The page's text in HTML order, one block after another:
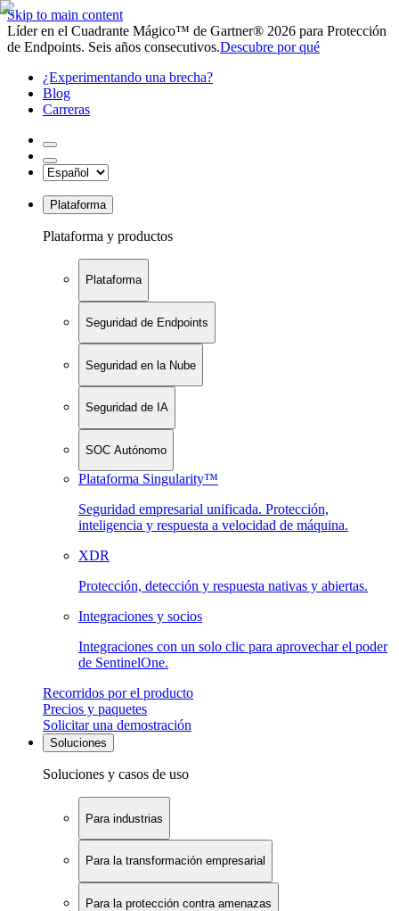
Skip to main content
Líder en el Cuadrante Mágico™ de Gartner® 2026 para Protección
de Endpoints. Seis años consecutivos.Descubre por qué
¿Experimentando una brecha?
Blog
Carreras
Plataforma
Plataforma y productos
Plataforma
Seguridad de Endpoints
Seguridad en la Nube
Seguridad de IA
SOC Autónomo
Plataforma Singularity™
Seguridad empresarial unificada. Protección,
inteligencia y respuesta a velocidad de máquina.
XDR
Protección, detección y respuesta nativas y abiertas.
Integraciones y socios
Integraciones con un solo clic para aprovechar el poder
de SentinelOne.
Recorridos por el producto
Precios y paquetes
Solicitar una demostración
Soluciones
Soluciones y casos de uso
Para industrias
Para la transformación empresarial
Para la protección contra amenazas